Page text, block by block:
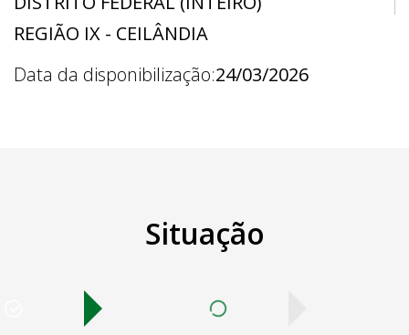
REGIÃO IX - CEILÂNDIA
Data da disponibilização:24/03/2026
Situação